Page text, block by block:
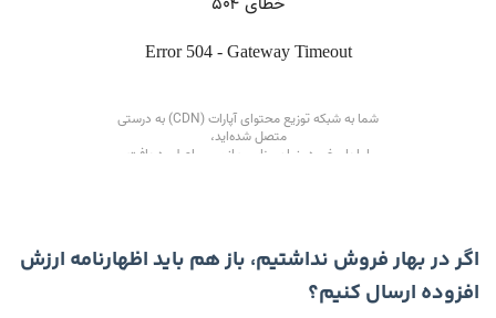
اگر در بهار فروش نداشتیم، باز هم باید اظهارنامه ارزش
افزوده ارسال کنیم؟